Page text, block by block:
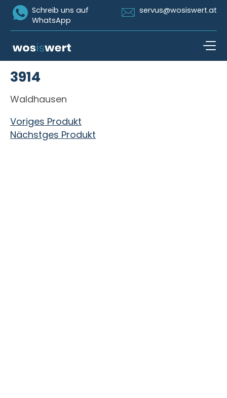
Icon Whatsapp
Schreib uns auf
WhatsApp
Icon Email
servus@wosiswert.at
3914
Waldhausen
Beitragsnavigation
Voriges Produkt
Nächstges Produkt